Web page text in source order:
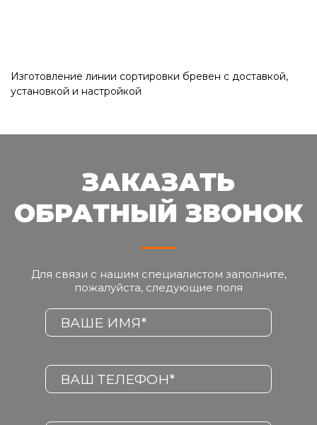
Изготовление линии сортировки бревен с доставкой,
установкой и настройкой
ЗАКАЗАТЬ
ОБРАТНЫЙ ЗВОНОК
Для связи с нашим специалистом заполните,
пожалуйста, следующие поля